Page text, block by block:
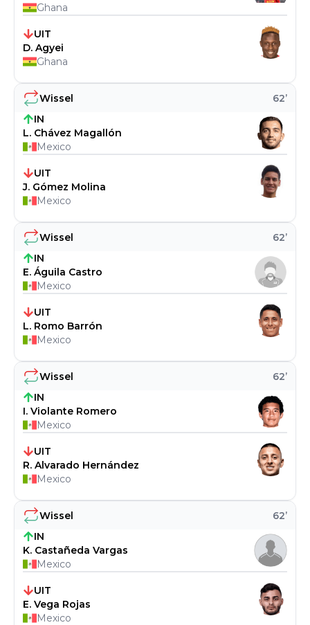
Wissel 62’
IN
K. Castañeda Vargas
Mexico
UIT
E. Vega Rojas
Mexico
Wissel 62’
IN
I. Violante Romero
Mexico
UIT
R. Alvarado Hernández
Mexico
Wissel 62’
IN
E. Águila Castro
Mexico
UIT
L. Romo Barrón
Mexico
Wissel 62’
IN
L. Chávez Magallón
Mexico
UIT
J. Gómez Molina
Mexico
Ghana
UIT
D. Agyei
Ghana